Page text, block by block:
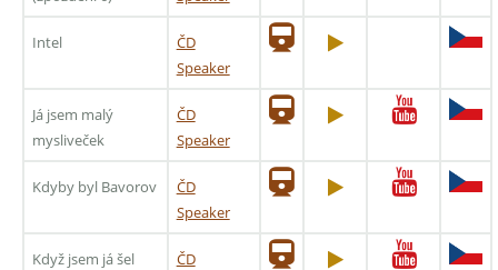
Intel
ČD
Speaker
Já jsem malý
mysliveček
ČD
Speaker
Kdyby byl Bavorov
ČD
Speaker
Když jsem já šel
ČD